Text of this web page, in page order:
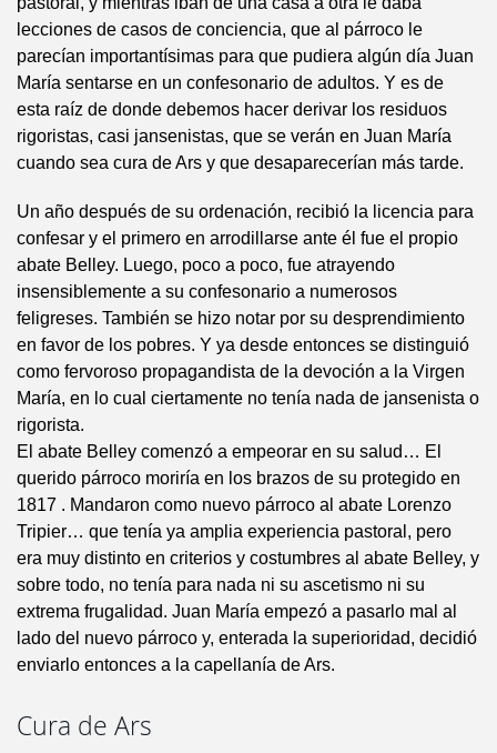
lecciones de casos de conciencia, que al párroco le
parecían importantísimas para que pudiera algún día Juan
María sentarse en un confesonario de adultos. Y es de
esta raíz de donde debemos hacer derivar los residuos
rigoristas, casi jansenistas, que se verán en Juan María
cuando sea cura de Ars y que desaparecerían más tarde.
Un año después de su ordenación, recibió la licencia para
confesar y el primero en arrodillarse ante él fue el propio
abate Belley. Luego, poco a poco, fue atrayendo
insensiblemente a su confesonario a numerosos
feligreses. También se hizo notar por su desprendimiento
en favor de los pobres. Y ya desde entonces se distinguió
como fervoroso propagandista de la devoción a la Virgen
María, en lo cual ciertamente no tenía nada de jansenista o
rigorista.
El abate Belley comenzó a empeorar en su salud… El
querido párroco moriría en los brazos de su protegido en
1817 . Mandaron como nuevo párroco al abate Lorenzo
Tripier… que tenía ya amplia experiencia pastoral, pero
era muy distinto en criterios y costumbres al abate Belley, y
sobre todo, no tenía para nada ni su ascetismo ni su
extrema frugalidad. Juan María empezó a pasarlo mal al
lado del nuevo párroco y, enterada la superioridad, decidió
enviarlo entonces a la capellanía de Ars.
Cura de Ars